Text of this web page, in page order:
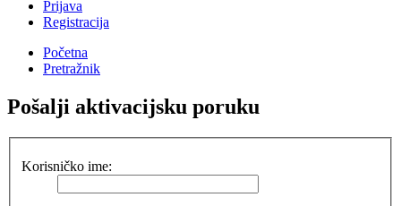
Prijava
Registracija
Početna
Pretražnik
Pošalji aktivacijsku poruku
Korisničko ime: